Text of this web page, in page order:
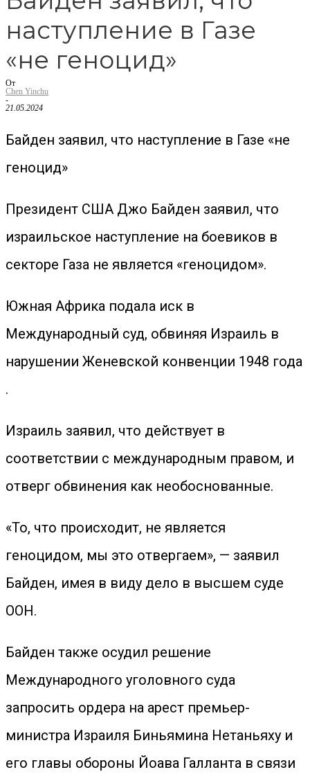
наступление в Газе
«не геноцид»
От
Chen Yinchu
-
21.05.2024
Байден заявил, что наступление в Газе «не
геноцид»
Президент США Джо Байден заявил, что
израильское наступление на боевиков в
секторе Газа не является «геноцидом».
Южная Африка подала иск в
Международный суд, обвиняя Израиль в
нарушении Женевской конвенции 1948 года
.
Израиль заявил, что действует в
соответствии с международным правом, и
отверг обвинения как необоснованные.
«То, что происходит, не является
геноцидом, мы это отвергаем», — заявил
Байден, имея в виду дело в высшем суде
ООН.
Байден также осудил решение
Международного уголовного суда
запросить ордера на арест премьер-
министра Израиля Биньямина Нетаньяху и
его главы обороны Йоава Галланта в связи